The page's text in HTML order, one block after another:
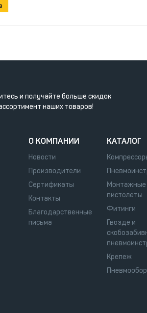
и получайте больше скидок
наших товаров!
О КОМПАНИИ
Новости
Производители
Сертификаты
Контакты
Благодарственные
письма
КАТАЛОГ
Монтажные
пистолеты
Фитинги
Гвозде и
Крепеж